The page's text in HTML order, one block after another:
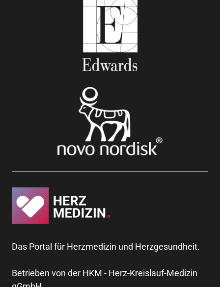
Das Portal für Herzmedizin und Herzgesundheit.
Betrieben von der HKM - Herz-Kreislauf-Medizin